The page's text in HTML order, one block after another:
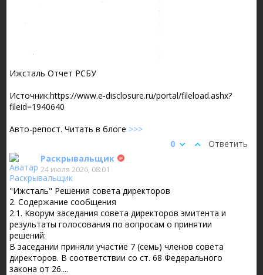
Ижсталь Отчет РСБУ
Источник:https://www.e-disclosure.ru/portal/fileload.ashx?
fileid=1940640
Авто-репост. Читать в блоге >>>
Ответить
0
Раскрывальщик
24 июля 2026, 08:01
"Ижсталь" Решения совета директоров
2. Содержание сообщения
2.1. Кворум заседания совета директоров эмитента и
результаты голосования по вопросам о принятии
решений:
В заседании приняли участие 7 (семь) членов совета
директоров. В соответствии со ст. 68 Федерального
закона от 26....